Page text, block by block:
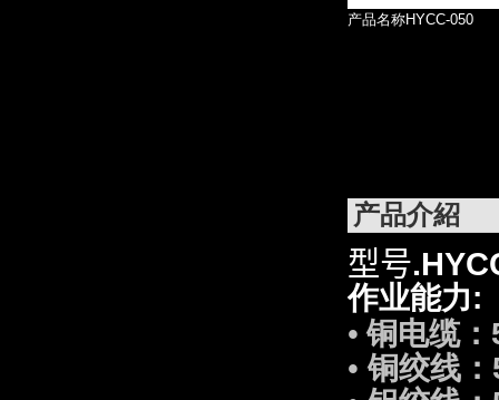
产品名称HYCC-050
产品介紹
型号.
作业能力:
•铜电缆
• 铜绞线